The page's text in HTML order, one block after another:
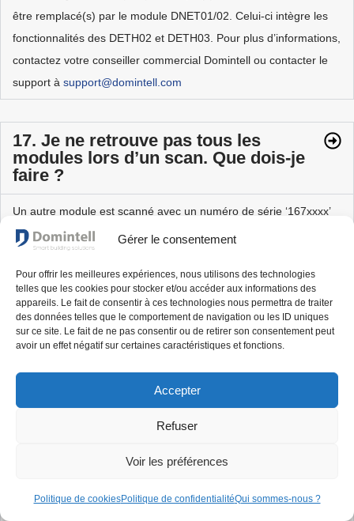
Gérer le consentement
Pour offrir les meilleures expériences, nous utilisons des technologies
telles que les cookies pour stocker et/ou accéder aux informations des
appareils. Le fait de consentir à ces technologies nous permettra de traiter
des données telles que le comportement de navigation ou les ID uniques
sur ce site. Le fait de ne pas consentir ou de retirer son consentement peut
avoir un effet négatif sur certaines caractéristiques et fonctions.
Accepter
Refuser
Voir les préférences
Politique de cookiesPolitique de confidentialitéQui sommes-nous ?
être remplacé(s) par le module DNET01/02. Celui-ci intègre les
fonctionnalités des DETH02 et DETH03. Pour plus d’informations,
contactez votre conseiller commercial Domintell ou contacter le
support à support@domintell.com
17. Je ne retrouve pas tous les
modules lors d’un scan. Que dois-je
faire ?
Un autre module est scanné avec un numéro de série ‘167xxxx’
Le module a perdu son numéro de série et doit revenir en atelier
Veuillez vérifier le câblage bus à hauteur du module manquant,
celui-ci est peut-être mal connecté et ne serait donc pas
retrouvable sur le bus.
Veuillez vérifier si le module manquant est supporté par
plus (ou pas encore) supportés par GoldenGate ?
Quels modules sont supportés en GoldenGate 1.4x et
18. Les LEDs-suiveurs de mes
boutons-poussoirs ne sont pas